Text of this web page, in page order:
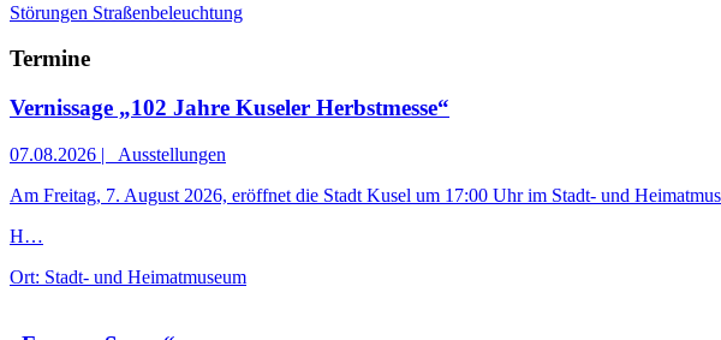
Störungen Straßenbeleuchtung
Termine
Vernissage „102 Jahre Kuseler Herbstmesse“
07.08.2026 |
Ausstellungen
Am Freitag, 7. August 2026, eröffnet die Stadt Kusel um 17:00 Uhr im Stadt- und
H…
Ort: Stadt- und Heimatmuseum